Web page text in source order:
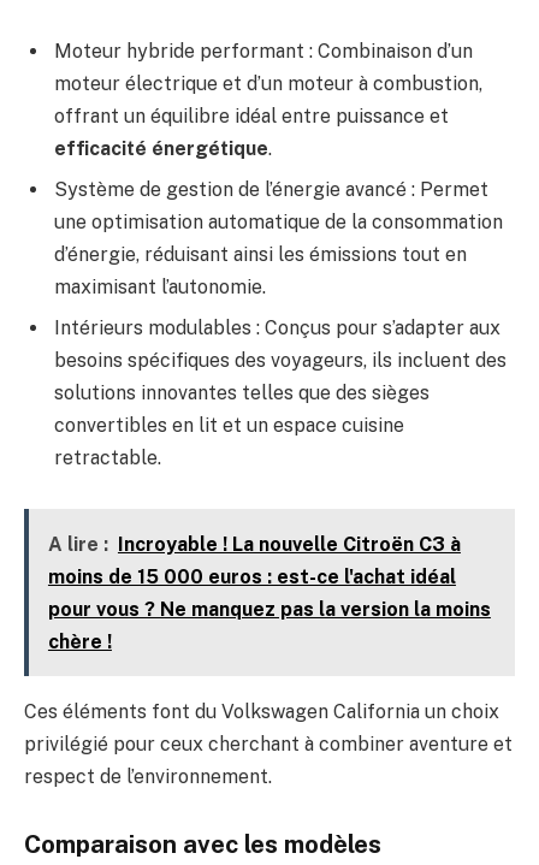
Moteur hybride performant : Combinaison d’un
moteur électrique et d’un moteur à combustion,
offrant un équilibre idéal entre puissance et
efficacité énergétique.
Système de gestion de l’énergie avancé : Permet
une optimisation automatique de la consommation
d’énergie, réduisant ainsi les émissions tout en
maximisant l’autonomie.
Intérieurs modulables : Conçus pour s’adapter aux
besoins spécifiques des voyageurs, ils incluent des
solutions innovantes telles que des sièges
convertibles en lit et un espace cuisine
retractable.
A lire : Incroyable ! La nouvelle Citroën C3 à
moins de 15 000 euros : est-ce l'achat idéal
pour vous ? Ne manquez pas la version la moins
chère !
Ces éléments font du Volkswagen California un choix
privilégié pour ceux cherchant à combiner aventure et
respect de l’environnement.
Comparaison avec les modèles